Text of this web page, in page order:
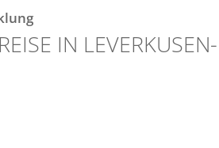
IN LEVERKUSEN-